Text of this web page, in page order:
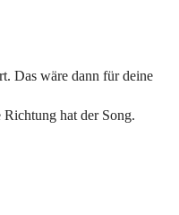
Das wäre dann für deine
Richtung hat der Song.